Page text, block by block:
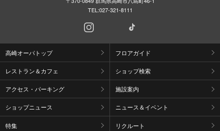
TEL:027-321-8111
高崎オーパトップ フロアガイド
レストラン＆カフェ ショップ検索
アクセス・パーキング 施設案内
ショップニュース ニュース＆イベント
特集 リクルート